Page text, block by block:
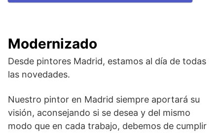
Modernizado
Desde pintores Madrid, estamos al día de todas
las novedades.
Nuestro pintor en Madrid siempre aportará su
visión, aconsejando si se desea y del mismo
modo que en cada trabajo, debemos de cumplir